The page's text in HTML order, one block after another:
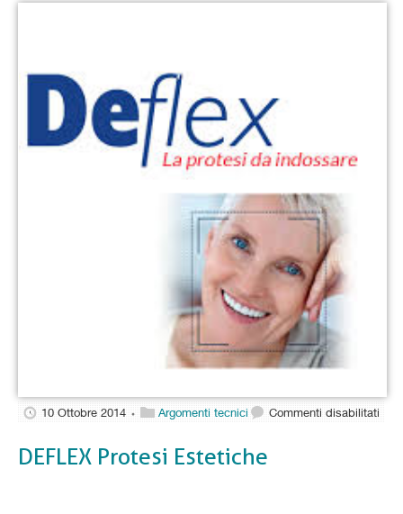
Commenti disabilitati
10 Ottobre 2014 • Argomenti tecnici
DEFLEX Protesi Estetiche